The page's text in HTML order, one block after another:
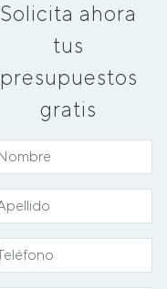
Solicita ahora
tus
presupuestos
gratis